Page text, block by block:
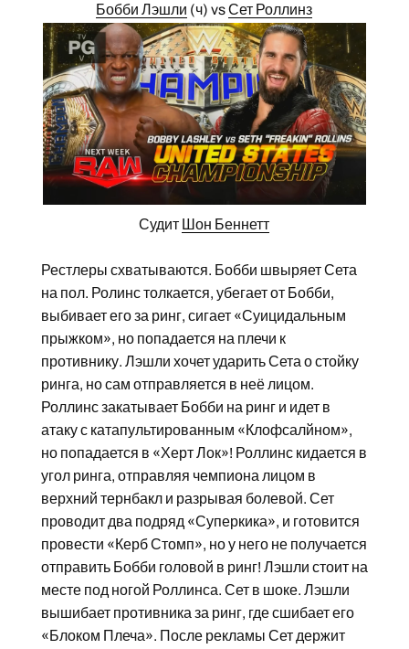
Бобби Лэшли (ч) vsСет Роллинз
Судит Шон Беннетт
Рестлеры схватываются. Бобби швыряет Сета
на пол. Ролинс толкается, убегает от Бобби,
выбивает его за ринг, сигает «Суицидальным
прыжком», но попадается на плечи к
противнику. Лэшли хочет ударить Сета о стойку
ринга, но сам отправляется в неё лицом.
Роллинс закатывает Бобби на ринг и идет в
атаку с катапультированным «Клофсалйном»,
но попадается в «Херт Лок»! Роллинс кидается в
угол ринга, отправляя чемпиона лицом в
верхний тернбакл и разрывая болевой. Сет
проводит два подряд «Суперкика», и готовится
провести «Керб Стомп», но у него не получается
отправить Бобби головой в ринг! Лэшли стоит на
месте под ногой Роллинса. Сет в шоке. Лэшли
вышибает противника за ринг, где сшибает его
«Блоком Плеча». После рекламы Сет держит